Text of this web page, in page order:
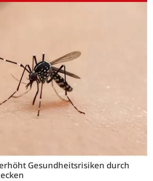
Gesundheitsrisiken durch